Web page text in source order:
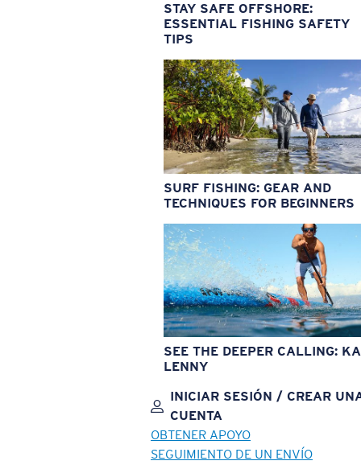
STAY SAFE OFFSHORE:
ESSENTIAL FISHING SAFETY
TIPS
SURF FISHING: GEAR AND
TECHNIQUES FOR BEGINNERS
SEE THE DEEPER CALLING:
LENNY
INICIAR SESIÓN / CREAR
CUENTA
OBTENER APOYO
SEGUIMIENTO DE UN ENVÍO